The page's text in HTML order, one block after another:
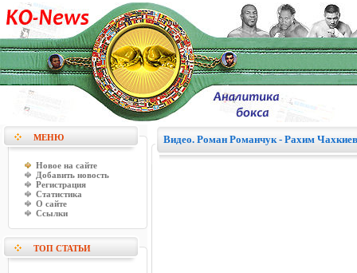
МЕНЮ
Новое на сайте
Добавить новость
Регистрация
Статистика
О сайте
Ссылки
ТОП СТАТЬИ
Видео. Роман Романчук - Рахим Чахкиев